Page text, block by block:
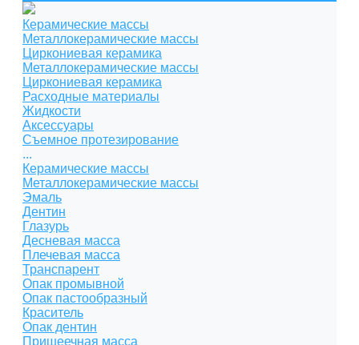
Керамические массы
Металлокерамические массы
Циркониевая керамика
Металлокерамические массы
Циркониевая керамика
Расходные материалы
Жидкости
Аксессуары
Съемное протезирование
...
Керамические массы
Металлокерамические массы
Эмаль
Дентин
Глазурь
Десневая масса
Плечевая масса
Транспарент
Опак промывной
Опак пастообразный
Краситель
Опак дентин
Пришеечная масса